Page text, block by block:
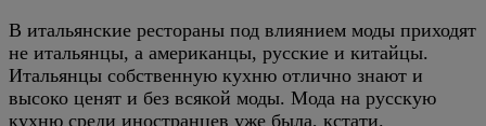
В итальянские рестораны под влиянием моды приходят
не итальянцы, а американцы, русские и китайцы.
Итальянцы собственную кухню отлично знают и
высоко ценят и без всякой моды. Мода на русскую
кухню среди иностранцев уже была, кстати.